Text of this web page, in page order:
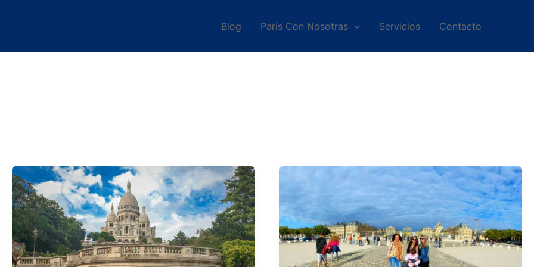
Blog París Con Nosotras Servicios Contacto